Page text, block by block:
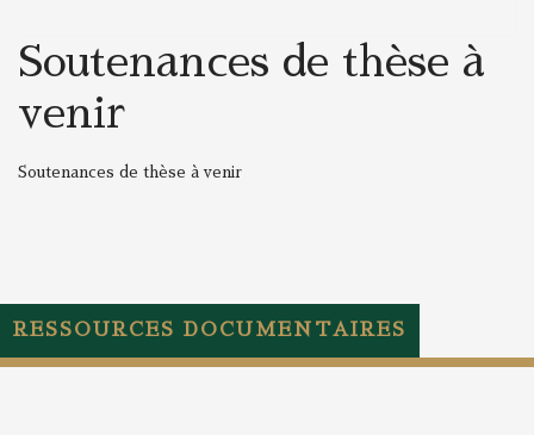
Soutenances de thèse à
venir
Soutenances de thèse à venir
RESSOURCES DOCUMENTAIRES